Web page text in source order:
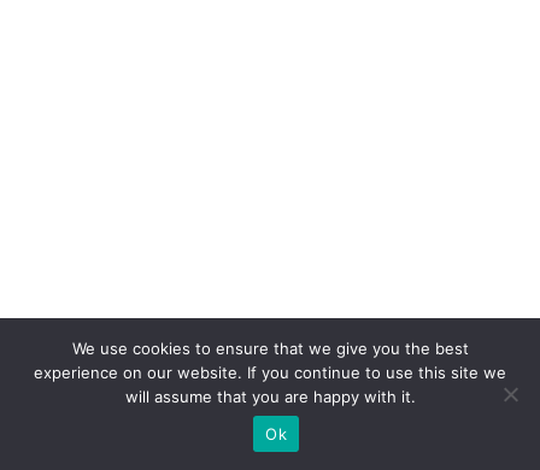
We use cookies to ensure that we give you the best
experience on our website. If you continue to use this site we
will assume that you are happy with it.
Ok